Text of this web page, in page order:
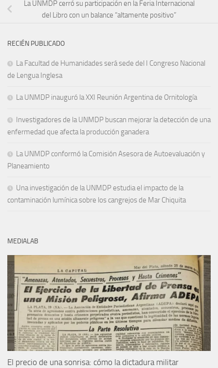
La UNMDP cerró su participación en la Feria Internacional
del Libro con un balance “altamente positivo”
RECIÉN PUBLICADO
La Facultad de Humanidades será sede del I Congreso Nacional
de Lengua Inglesa
La UNMDP inauguró la XXI Reunión Argentina de Ornitología
Investigadores de la UNMDP buscan mejorar la detección de una
enfermedad que afecta la producción ganadera
La UNMDP conformó la Comisión Asesora de Autoevaluación y
Planeamiento
Una investigación de la UNMDP estudia el impacto de la
contaminación lumínica sobre los cangrejos de Mar Chiquita
MEDIALAB
El precio de una sonrisa: cómo la dictadura militar